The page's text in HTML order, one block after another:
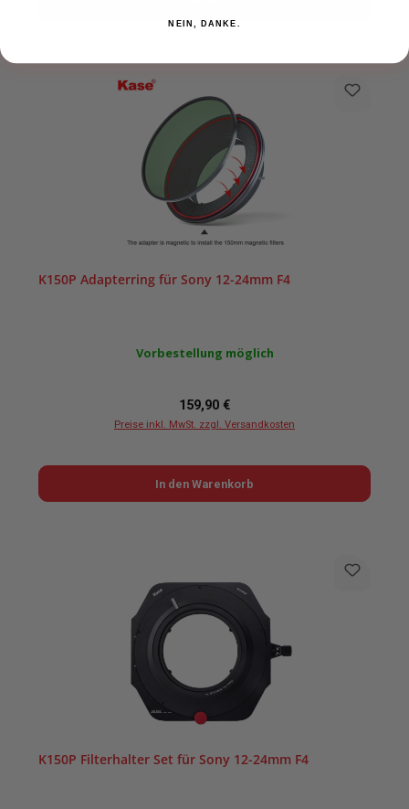
K150P Adapterring für Sony 12-24mm F4
Vorbestellung möglich
Regulärer Preis:
159,90 €
Preise inkl. MwSt. zzgl. Versandkosten
In den Warenkorb
K150P Filterhalter Set für Sony 12-24mm F4
NEIN, DANKE.